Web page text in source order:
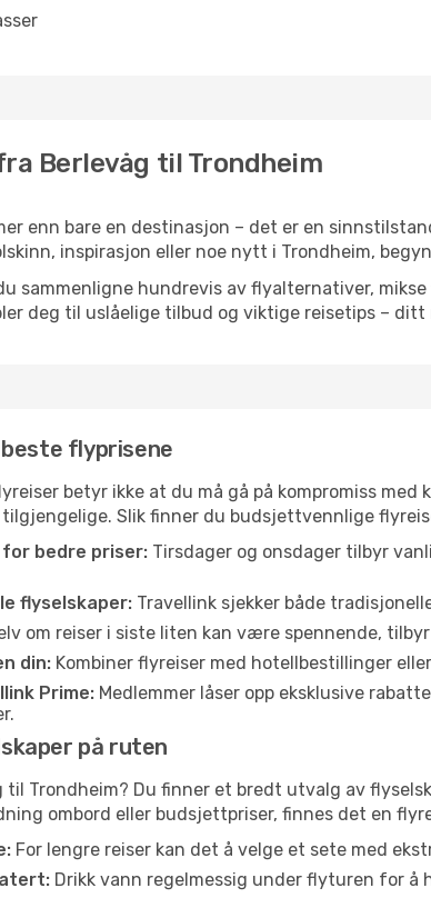
Berlevåg til Trondheim
enn bare en destinasjon – det er en
inspirasjon eller noe nytt i Trondheim,
sammenligne hundrevis av flyalternativer,
deg til uslåelige tilbud og viktige reisetips – ditt
flyprisene
betyr ikke at du må gå på kompromiss
Slik finner du budsjettvennlige
for bedre priser: Tirsdager og onsdager tilbyr
flyselskaper: Travellink sjekker både
om reiser i siste liten kan være spennende,
din: Kombiner flyreiser med hotellbestillinger
Prime: Medlemmer låser opp eksklusive
på ruten
til Trondheim? Du finner et bredt utvalg av
ombord eller budsjettpriser, finnes det en
For lengre reiser kan det å velge et sete med
Drikk vann regelmessig under flyturen for å